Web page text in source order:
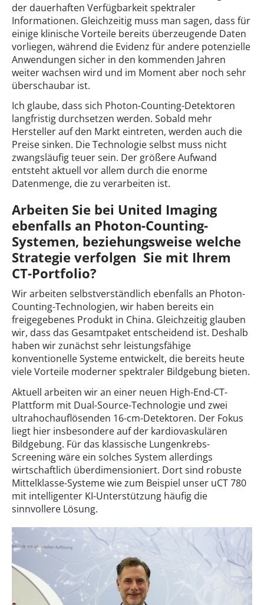
der dauerhaften Verfügbarkeit spektraler
Informationen. Gleichzeitig muss man sagen, dass für
einige klinische Vorteile bereits überzeugende Daten
vorliegen, während die Evidenz für andere potenzielle
Anwendungen sicher in den kommenden Jahren
weiter wachsen wird und im Moment aber noch sehr
überschaubar ist.
Ich glaube, dass sich Photon-Counting-Detektoren
langfristig durchsetzen werden. Sobald mehr
Hersteller auf den Markt eintreten, werden auch die
Preise sinken. Die Technologie selbst muss nicht
zwangsläufig teuer sein. Der größere Aufwand
entsteht aktuell vor allem durch die enorme
Datenmenge, die zu verarbeiten ist.
Arbeiten Sie bei United Imaging
ebenfalls an Photon-Counting-
Systemen, beziehungsweise welche
Strategie verfolgen Sie mit Ihrem
CT-Portfolio?
Wir arbeiten selbstverständlich ebenfalls an Photon-
Counting-Technologien, wir haben bereits ein
freigegebenes Produkt in China. Gleichzeitig glauben
wir, dass das Gesamtpaket entscheidend ist. Deshalb
haben wir zunächst sehr leistungsfähige
konventionelle Systeme entwickelt, die bereits heute
viele Vorteile moderner spektraler Bildgebung bieten.
Aktuell arbeiten wir an einer neuen High-End-CT-
Plattform mit Dual-Source-Technologie und zwei
ultrahochauflösenden 16-cm-Detektoren. Der Fokus
liegt hier insbesondere auf der kardiovaskulären
Bildgebung. Für das klassische Lungenkrebs-
Screening wäre ein solches System allerdings
wirtschaftlich überdimensioniert. Dort sind robuste
Mittelklasse-Systeme wie zum Beispiel unser uCT 780
mit intelligenter KI-Unterstützung häufig die
sinnvollere Lösung.